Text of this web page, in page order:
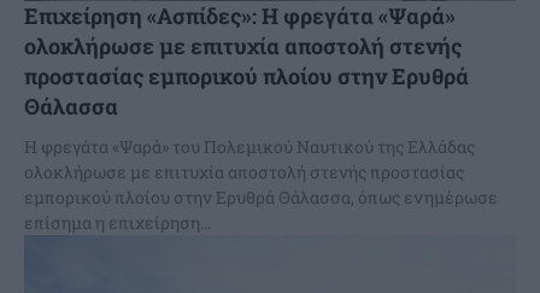
Επιχείρηση «Ασπίδες»: Η φρεγάτα «Ψαρά»
ολοκλήρωσε με επιτυχία αποστολή στενής
προστασίας εμπορικού πλοίου στην Ερυθρά
Θάλασσα
Η φρεγάτα «Ψαρά» του Πολεμικού Ναυτικού της Ελλάδας
ολοκλήρωσε με επιτυχία αποστολή στενής προστασίας
εμπορικού πλοίου στην Ερυθρά Θάλασσα, όπως ενημέρωσε
επίσημα η επιχείρηση...